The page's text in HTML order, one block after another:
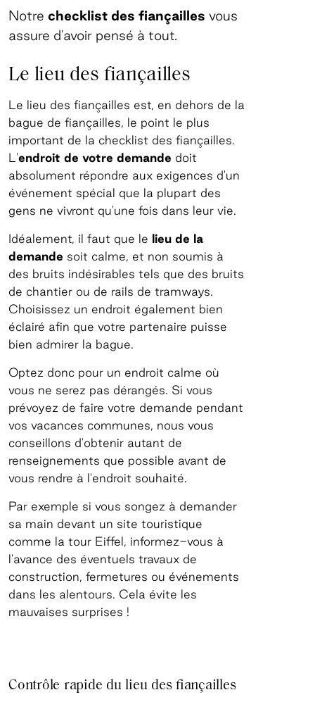
Notre checklist des fiançailles vous
assure d'avoir pensé à tout.
Le lieu des fiançailles
Le lieu des fiançailles est, en dehors de la
bague de fiançailles, le point le plus
important de la checklist des fiançailles.
L'endroit de votre demande doit
absolument répondre aux exigences d'un
événement spécial que la plupart des
gens ne vivront qu'une fois dans leur vie.
Idéalement, il faut que le lieu de la
demande soit calme, et non soumis à
des bruits indésirables tels que des bruits
de chantier ou de rails de tramways.
Choisissez un endroit également bien
éclairé afin que votre partenaire puisse
bien admirer la bague.
Optez donc pour un endroit calme où
vous ne serez pas dérangés. Si vous
prévoyez de faire votre demande pendant
vos vacances communes, nous vous
conseillons d'obtenir autant de
renseignements que possible avant de
vous rendre à l'endroit souhaité.
Par exemple si vous songez à demander
sa main devant un site touristique
comme la tour Eiffel, informez-vous à
l'avance des éventuels travaux de
construction, fermetures ou événements
dans les alentours. Cela évite les
mauvaises surprises !
Contrôle rapide du lieu des fiançailles